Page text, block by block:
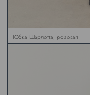
Юбка Шарлотта, розовая